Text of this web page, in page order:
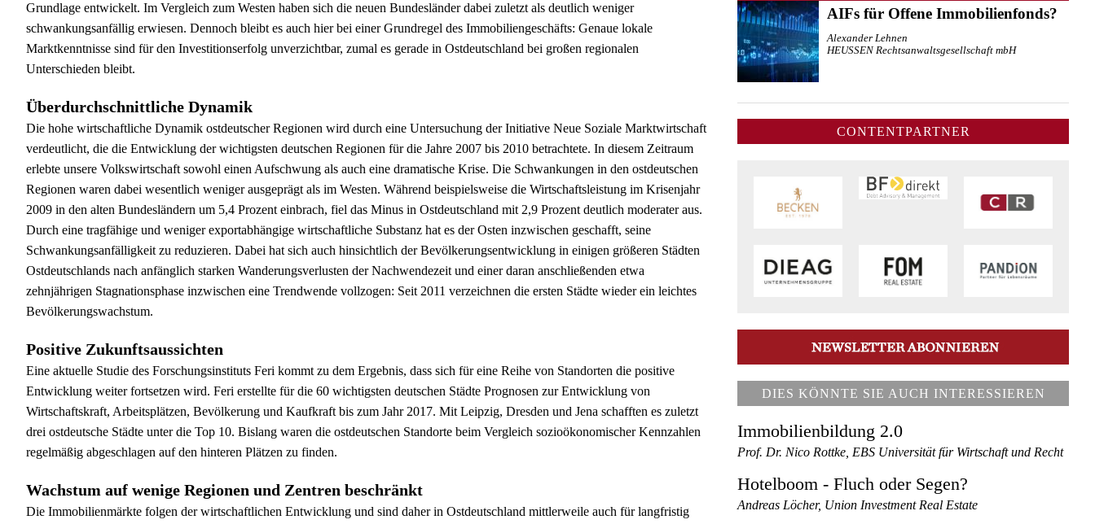
Grundlage entwickelt. Im Vergleich zum Westen haben sich die neuen Bundesländer dabei zuletzt als deutlich weniger
schwankungsanfällig erwiesen. Dennoch bleibt es auch hier bei einer Grundregel des Immobiliengeschäfts: Genaue lokale
Marktkenntnisse sind für den Investitionserfolg unverzichtbar, zumal es gerade in Ostdeutschland bei großen regionalen
Unterschieden bleibt.
Überdurchschnittliche Dynamik
Die hohe wirtschaftliche Dynamik ostdeutscher Regionen wird durch eine Untersuchung der Initiative Neue Soziale Marktwirtschaft
verdeutlicht, die die Entwicklung der wichtigsten deutschen Regionen für die Jahre 2007 bis 2010 betrachtete. In diesem Zeitraum
erlebte unsere Volkswirtschaft sowohl einen Aufschwung als auch eine dramatische Krise. Die Schwankungen in den ostdeutschen
Regionen waren dabei wesentlich weniger ausgeprägt als im Westen. Während beispielsweise die Wirtschaftsleistung im Krisenjahr
2009 in den alten Bundesländern um 5,4 Prozent einbrach, fiel das Minus in Ostdeutschland mit 2,9 Prozent deutlich moderater aus.
Durch eine tragfähige und weniger exportabhängige wirtschaftliche Substanz hat es der Osten inzwischen geschafft, seine
Schwankungsanfälligkeit zu reduzieren. Dabei hat sich auch hinsichtlich der Bevölkerungsentwicklung in einigen größeren Städten
Ostdeutschlands nach anfänglich starken Wanderungsverlusten der Nachwendezeit und einer daran anschließenden etwa
zehnjährigen Stagnationsphase inzwischen eine Trendwende vollzogen: Seit 2011 verzeichnen die ersten Städte wieder ein leichtes
Bevölkerungswachstum.
Positive Zukunftsaussichten
Eine aktuelle Studie des Forschungsinstituts Feri kommt zu dem Ergebnis, dass sich für eine Reihe von Standorten die positive
Entwicklung weiter fortsetzen wird. Feri erstellte für die 60 wichtigsten deutschen Städte Prognosen zur Entwicklung von
Wirtschaftskraft, Arbeitsplätzen, Bevölkerung und Kaufkraft bis zum Jahr 2017. Mit Leipzig, Dresden und Jena schafften es zuletzt
drei ostdeutsche Städte unter die Top 10. Bislang waren die ostdeutschen Standorte beim Vergleich sozioökonomischer Kennzahlen
regelmäßig abgeschlagen auf den hinteren Plätzen zu finden.
Wachstum auf wenige Regionen und Zentren beschränkt
Die Immobilienmärkte folgen der wirtschaftlichen Entwicklung und sind daher in Ostdeutschland mittlerweile auch für langfristig
AIFs für Offene Immobilienfonds?
Alexander Lehnen
HEUSSEN Rechtsanwaltsgesellschaft mbH
CONTENTPARTNER
DIES KÖNNTE SIE AUCH INTERESSIEREN
Immobilienbildung 2.0
Prof. Dr. Nico Rottke, EBS Universität für Wirtschaft und Recht
Hotelboom - Fluch oder Segen?
Andreas Löcher, Union Investment Real Estate